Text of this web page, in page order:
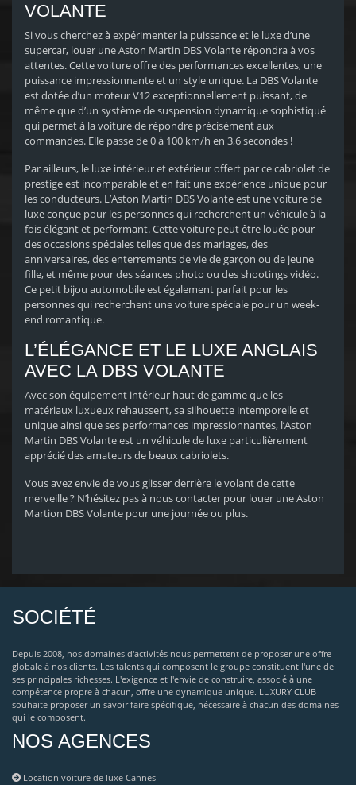
VOLANTE
Si vous cherchez à expérimenter la puissance et le luxe d’une
supercar, louer une Aston Martin DBS Volante répondra à vos
attentes. Cette voiture offre des performances excellentes, une
puissance impressionnante et un style unique. La DBS Volante
est dotée d’un moteur V12 exceptionnellement puissant, de
même que d’un système de suspension dynamique sophistiqué
qui permet à la voiture de répondre précisément aux
commandes. Elle passe de 0 à 100 km/h en 3,6 secondes !
Par ailleurs, le luxe intérieur et extérieur offert par ce cabriolet de
prestige est incomparable et en fait une expérience unique pour
les conducteurs. L’Aston Martin DBS Volante est une voiture de
luxe conçue pour les personnes qui recherchent un véhicule à la
fois élégant et performant. Cette voiture peut être louée pour
des occasions spéciales telles que des mariages, des
anniversaires, des enterrements de vie de garçon ou de jeune
fille, et même pour des séances photo ou des shootings vidéo.
Ce petit bijou automobile est également parfait pour les
personnes qui recherchent une voiture spéciale pour un week-
end romantique.
L’ÉLÉGANCE ET LE LUXE ANGLAIS
AVEC LA DBS VOLANTE
Avec son équipement intérieur haut de gamme que les
matériaux luxueux rehaussent, sa silhouette intemporelle et
unique ainsi que ses performances impressionnantes, l’Aston
Martin DBS Volante est un véhicule de luxe particulièrement
apprécié des amateurs de beaux cabriolets.
Vous avez envie de vous glisser derrière le volant de cette
merveille ? N’hésitez pas à nous contacter pour louer une Aston
Martion DBS Volante pour une journée ou plus.
SOCIÉTÉ
Depuis 2008, nos domaines d'activités nous permettent de proposer une offre
globale à nos clients. Les talents qui composent le groupe constituent l'une de
ses principales richesses. L'exigence et l'envie de construire, associé à une
compétence propre à chacun, offre une dynamique unique. LUXURY CLUB
souhaite proposer un savoir faire spécifique, nécessaire à chacun des domaines
qui le composent.
NOS AGENCES
Location voiture de luxe Cannes